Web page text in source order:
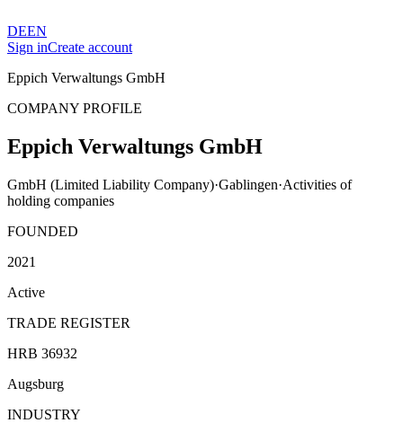
DEEN
Sign inCreate account
Eppich Verwaltungs GmbH
COMPANY PROFILE
Eppich Verwaltungs GmbH
GmbH (Limited Liability Company)·Gablingen·Activities of
holding companies
FOUNDED
2021
Active
TRADE REGISTER
HRB 36932
Augsburg
INDUSTRY